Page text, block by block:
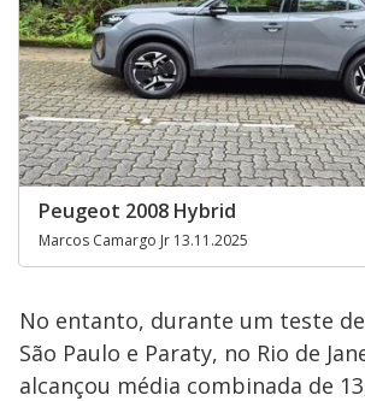
Peugeot 2008 Hybrid
Marcos Camargo Jr 13.11.2025
No entanto, durante um teste
São Paulo e Paraty, no Rio de
alcançou média combinada de